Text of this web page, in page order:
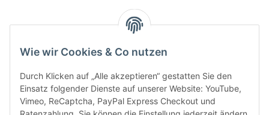
Wie wir Cookies & Co nutzen
Durch Klicken auf „Alle akzeptieren“ gestatten Sie den
Einsatz folgender Dienste auf unserer Website: YouTube,
Vimeo, ReCaptcha, PayPal Express Checkout und